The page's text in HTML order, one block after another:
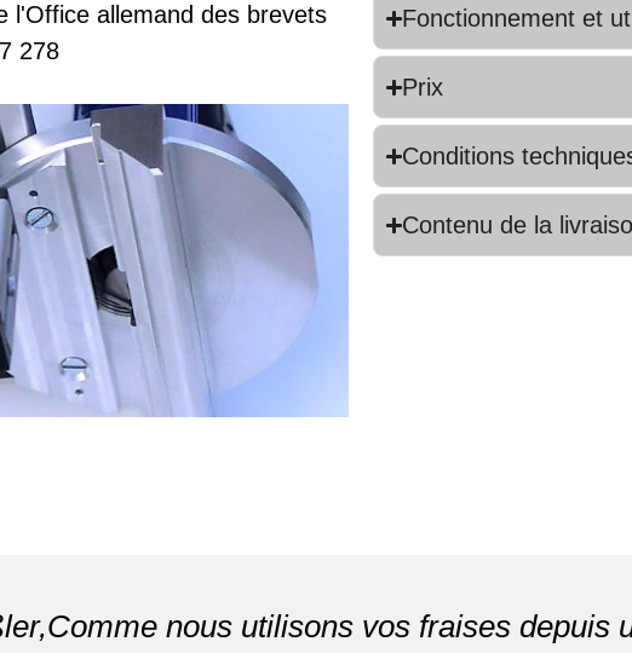
l'Office allemand des brevets
278
Fonctionnement et
Prix
Conditions
Contenu de la
nous utilisons vos fraises depuis